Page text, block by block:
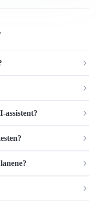
assistent?